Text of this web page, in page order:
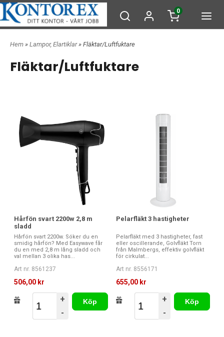
0
Hem » Lampor, Elartiklar» Fläktar/Luftfuktare
Fläktar/Luftfuktare
Hårfön svart 2200w 2,8 m
sladd
Hårfön svart 2200w. Söker du en
smidig hårfön? Med Easywave får
du en med 2,8 m lång sladd och
val mellan 3 olika has...
Art nr. 8561237
506,00 kr
+
-
Köp
Pelarfläkt 3 hastigheter
Pelarfläkt med 3 hastigheter, fast
eller oscillerande, Golvfläkt Torn
från Malmbergs, effektiv golvfläkt
för cirkulat...
Art nr. 8556171
655,00 kr
+
-
Köp